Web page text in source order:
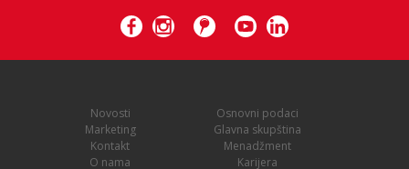
Novosti
Marketing
Kontakt
O nama
Osnovni podaci
Glavna skupština
Menadžment
Karijera